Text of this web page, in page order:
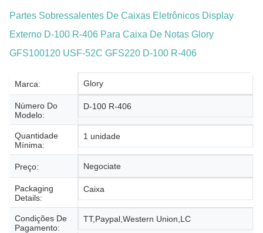
Partes Sobressalentes De Caixas Eletrônicos Display
Externo D-100 R-406 Para Caixa De Notas Glory
GFS100120 USF-52C GFS220 D-100 R-406
Marca: Glory
Número Do
Modelo:
D-100 R-406
Quantidade
Mínima:
1 unidade
Preço: Negociate
Packaging
Details:
Caixa
Condições De
Pagamento:
TT,Paypal,Western Union,LC